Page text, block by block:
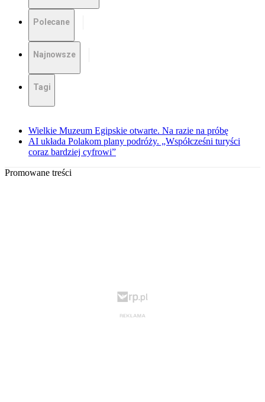
Polecane
Najnowsze
Tagi
Wielkie Muzeum Egipskie otwarte. Na razie na próbę
AI układa Polakom plany podróży. „Współcześni turyści
coraz bardziej cyfrowi”
Promowane treści